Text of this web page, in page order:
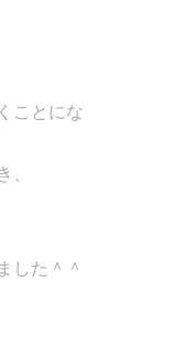
ことにな
、
した＾＾